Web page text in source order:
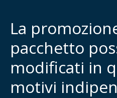
La
pacchetto
modificati in
motivi